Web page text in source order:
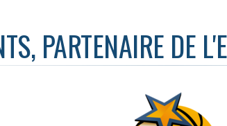
PARTENAIRE DE